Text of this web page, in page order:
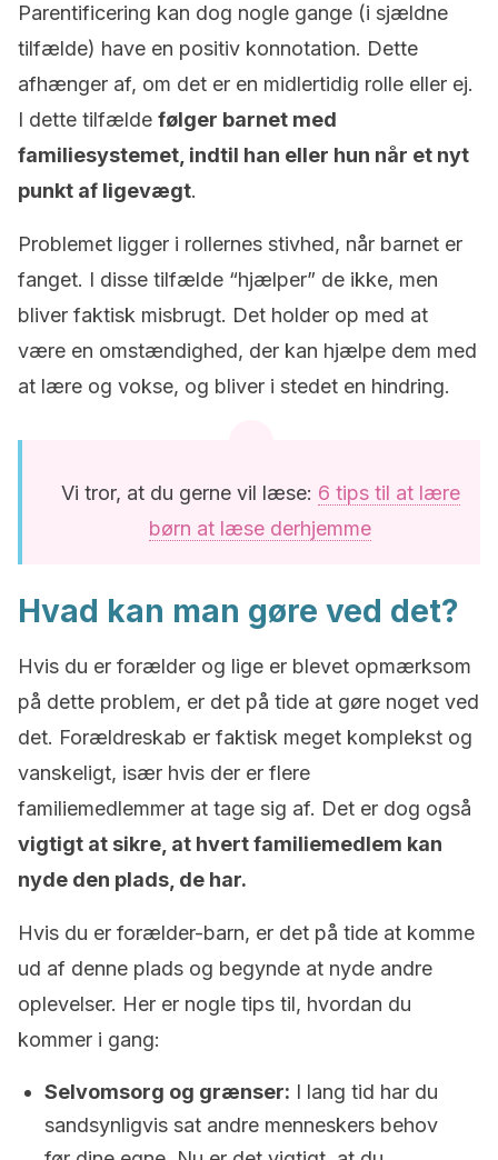
Parentificering kan dog nogle gange (i sjældne
tilfælde) have en positiv konnotation. Dette
afhænger af, om det er en midlertidig rolle eller ej.
I dette tilfælde følger barnet med
familiesystemet, indtil han eller hun når et nyt
punkt af ligevægt.
Problemet ligger i rollernes stivhed, når barnet er
fanget. I disse tilfælde “hjælper” de ikke, men
bliver faktisk misbrugt. Det holder op med at
være en omstændighed, der kan hjælpe dem med
at lære og vokse, og bliver i stedet en hindring.
Vi tror, at du gerne vil læse: 6 tips til at lære
børn at læse derhjemme
Hvad kan man gøre ved det?
Hvis du er forælder og lige er blevet opmærksom
på dette problem, er det på tide at gøre noget ved
det. Forældreskab er faktisk meget komplekst og
vanskeligt, især hvis der er flere
familiemedlemmer at tage sig af. Det er dog også
vigtigt at sikre, at hvert familiemedlem kan
nyde den plads, de har.
Hvis du er forælder-barn, er det på tide at komme
ud af denne plads og begynde at nyde andre
oplevelser. Her er nogle tips til, hvordan du
kommer i gang:
Selvomsorg og grænser: I lang tid har du
sandsynligvis sat andre menneskers behov